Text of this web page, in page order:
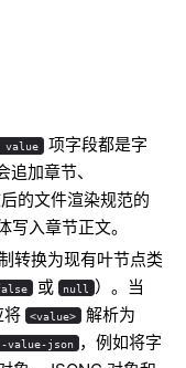
项字段都是字
加章节、
的文件渲染规范的
写入章节正文。
转换为现有叶节点类
或 null
）。当
将
<value>
解析为
value-json ，例如将字